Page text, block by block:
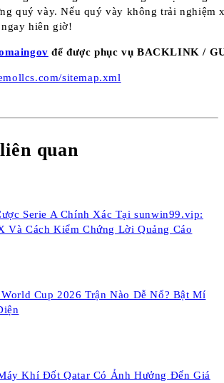
quý vày. Nếu quý vày không trải nghiệm
hiên giờ!
để được phục vụ BACKLINK /
sitemap.xml
quan
Serie A Chính Xác Tại sunwin99.vip:
Và Cách Kiểm Chứng Lời Quảng Cáo
Cup 2026 Trận Nào Dễ Nổ? Bật Mí
Khí Đốt Qatar Có Ảnh Hưởng Đến Giá